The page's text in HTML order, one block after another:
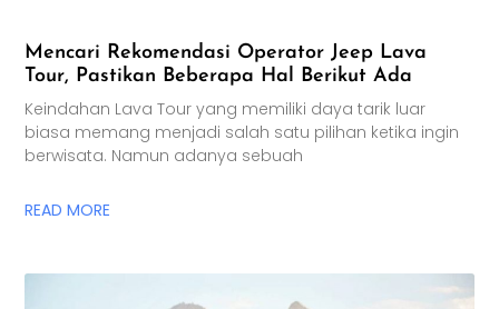
Mencari Rekomendasi Operator Jeep Lava
Tour, Pastikan Beberapa Hal Berikut Ada
Keindahan Lava Tour yang memiliki daya tarik luar
biasa memang menjadi salah satu pilihan ketika ingin
berwisata. Namun adanya sebuah
READ MORE